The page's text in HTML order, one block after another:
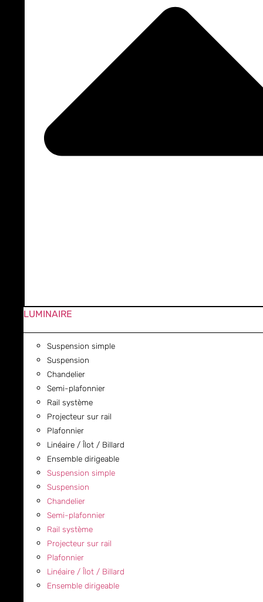
LUMINAIRE
Suspension simple
Suspension
Chandelier
Semi-plafonnier
Rail système
Projecteur sur rail
Plafonnier
Linéaire / Îlot / Billard
Ensemble dirigeable
Suspension simple
Suspension
Chandelier
Semi-plafonnier
Rail système
Projecteur sur rail
Plafonnier
Linéaire / Îlot / Billard
Ensemble dirigeable